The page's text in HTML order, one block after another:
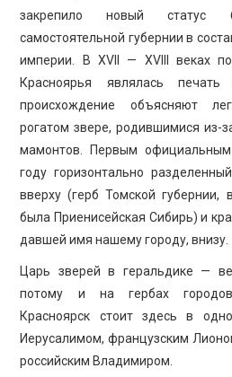
закрепило новый статус
самостоятельной губернии в
империи. В XVII — XVIII веках
Красноярья являлась
происхождение объясняют
рогатом звере, родившимися из-
мамонтов. Первым
году горизонтально
вверху (герб Томской губернии,
была Приенисейская Сибирь) и
давшей имя нашему городу, внизу.
Царь зверей в геральдике —
потому и на гербах городов
Красноярск стоит здесь в
Иерусалимом, французским
российским Владимиром.